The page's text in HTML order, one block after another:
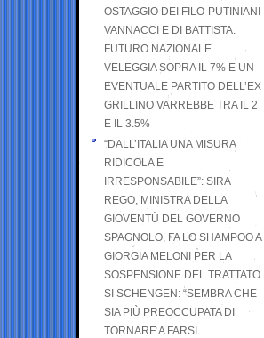
OSTAGGIO DEI FILO-PUTINIANI
VANNACCI E DI BATTISTA.
FUTURO NAZIONALE
VELEGGIA SOPRA IL 7% E UN
EVENTUALE PARTITO DELL’EX
GRILLINO VARREBBE TRA IL 2
E IL 3.5%
“DALL’ITALIA UNA MISURA
RIDICOLA E
IRRESPONSABILE”: SIRA
REGO, MINISTRA DELLA
GIOVENTÙ DEL GOVERNO
SPAGNOLO, FA LO SHAMPOO A
GIORGIA MELONI PER LA
SOSPENSIONE DEL TRATTATO
SI SCHENGEN: “SEMBRA CHE
SIA PIÙ PREOCCUPATA DI
TORNARE A FARSI